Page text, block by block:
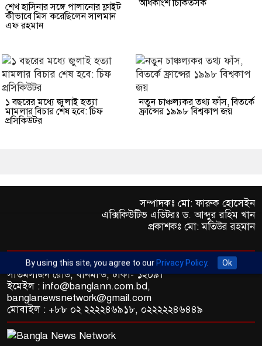
শেখ হাসিনার সঙ্গে পালানোর ফ্লাইট
কীভাবে মিস করেছিলেন সালমান
এফ রহমান
অধিকাংশ চিকিত্সক
১ বছরের মধ্যে জুলাই হত্যা
মামলার বিচার শেষ হবে: চিফ
প্রসিকিউটর
নতুন চাঞ্চল্যকর তথ্য ফাঁস, বিতর্কে
ফ্রান্সের ১৯৯৮ বিশ্বকাপ জয়
সম্পাদকঃ মো: ফারুক হোসেইন
এক্সিকিউটিভ এডিটরঃ ড. আব্দুর রহিম খান
প্রকাশকঃ মো: মতিউর রহমান
অফিস : রুপায়ন জেড. আর প্লাজা (৯তলা), প্লট- ৪৬,রোড নং- ৯/এ,
সাতমসজিদ রোড, ধানমন্ডি, ঢাকা- ১২০৯।
ইমেইল : info@banglann.com.bd,
banglanewsnetwork@gmail.com
মোবাইল : +৮৮ ০২ ২২২২৪৬৯১৮, ০২২২২২৪৬৪৪৯
By using this site, you agree to our Privacy Policy. Ok